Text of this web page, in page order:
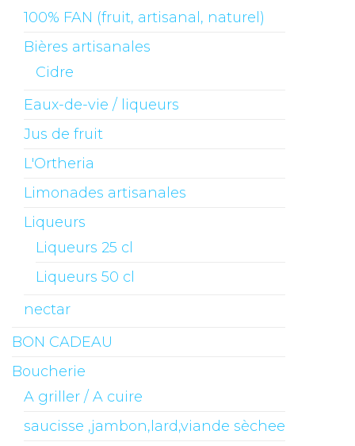
100% FAN (fruit, artisanal, naturel)
Bières artisanales
Cidre
Eaux-de-vie / liqueurs
Jus de fruit
L'Ortheria
Limonades artisanales
Liqueurs
Liqueurs 25 cl
Liqueurs 50 cl
nectar
BON CADEAU
Boucherie
A griller / A cuire
saucisse ,jambon,lard,viande sèchee